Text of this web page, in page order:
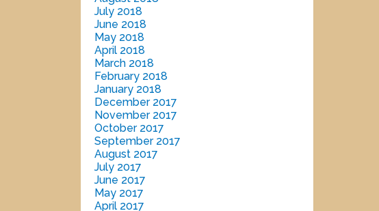
July 2018
June 2018
May 2018
April 2018
March 2018
February 2018
January 2018
December 2017
November 2017
October 2017
September 2017
August 2017
July 2017
June 2017
May 2017
April 2017